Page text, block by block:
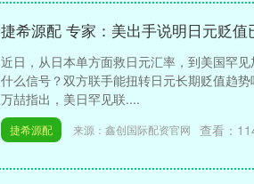
捷希源配 专家：美出手说明日元贬值
近日，从日本单方面救日元汇率，到美国罕
什么信号？双方联手能扭转日元长期贬值趋
万喆指出，美日罕见联....
捷希源配 来源：鑫创国际配资官网 查看：